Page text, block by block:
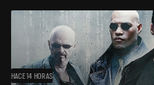
HACE 14 HORAS